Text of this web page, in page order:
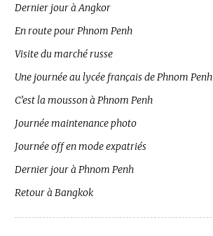
Dernier jour à Angkor
En route pour Phnom Penh
Visite du marché russe
Une journée au lycée français de Phnom Penh
C’est la mousson à Phnom Penh
Journée maintenance photo
Journée off en mode expatriés
Dernier jour à Phnom Penh
Retour à Bangkok